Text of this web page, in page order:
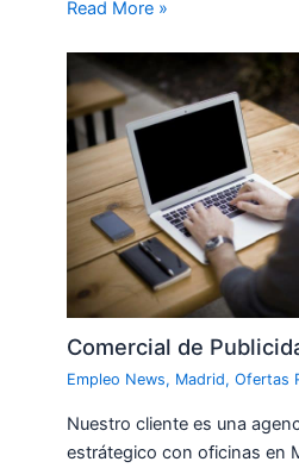
Read More »
Comercial de
Empleo News, Madrid,Ofertas
Nuestro cliente es una
estrátegico con oficinas en